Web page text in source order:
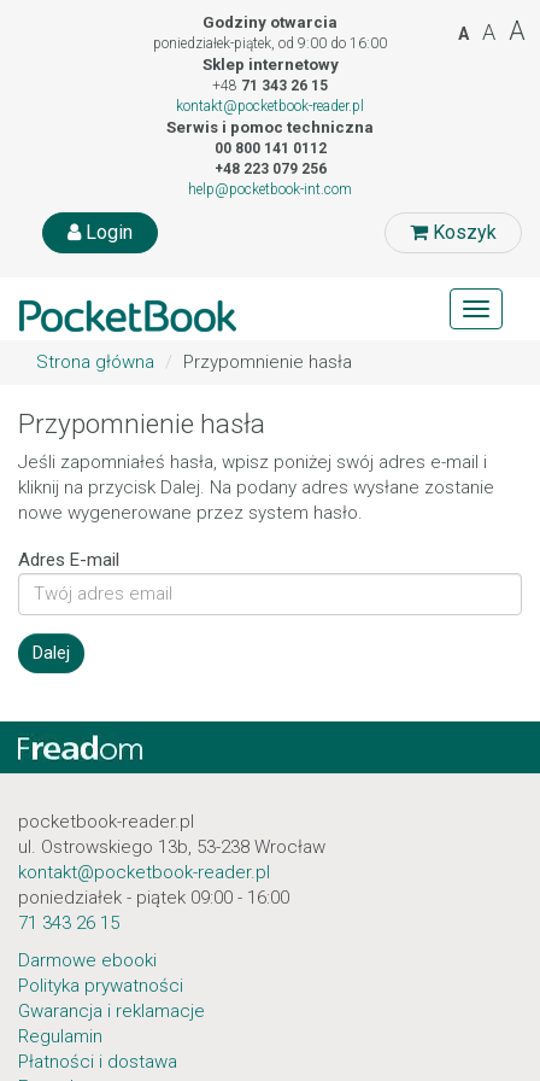
Godziny otwarcia
poniedziałek-piątek, od 9:00 do 16:00
Sklep internetowy
+48 71 343 26 15
kontakt@pocketbook-reader.pl
Serwis i pomoc techniczna
00 800 141 0112
+48 223 079 256
help@pocketbook-int.com
Koszyk
Login
A A A
Toggle
Strona główna
Przypomnienie hasła
Przypomnienie hasła
Jeśli zapomniałeś hasła, wpisz poniżej swój adres e-mail i
kliknij na przycisk Dalej. Na podany adres wysłane zostanie
nowe wygenerowane przez system hasło.
Adres E-mail
pocketbook-reader.pl
ul. Ostrowskiego 13b, 53-238 Wrocław
kontakt@pocketbook-reader.pl
poniedziałek - piątek 09:00 - 16:00
71 343 26 15
Darmowe ebooki
Polityka prywatności
Gwarancja i reklamacje
Regulamin
Płatności i dostawa